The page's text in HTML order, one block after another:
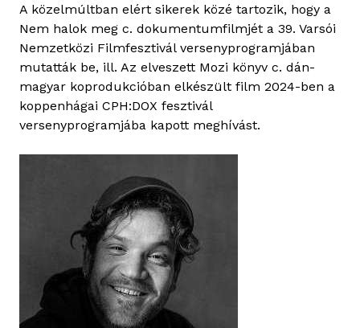
A közelmúltban elért sikerek közé tartozik, hogy a
Nem halok meg c. dokumentumfilmjét a 39. Varsói
Nemzetközi Filmfesztivál versenyprogramjában
mutatták be, ill. Az elveszett Mozi könyv c. dán-
magyar koprodukcióban elkészült film 2024-ben a
koppenhágai CPH:DOX fesztivál
versenyprogramjába kapott meghívást.